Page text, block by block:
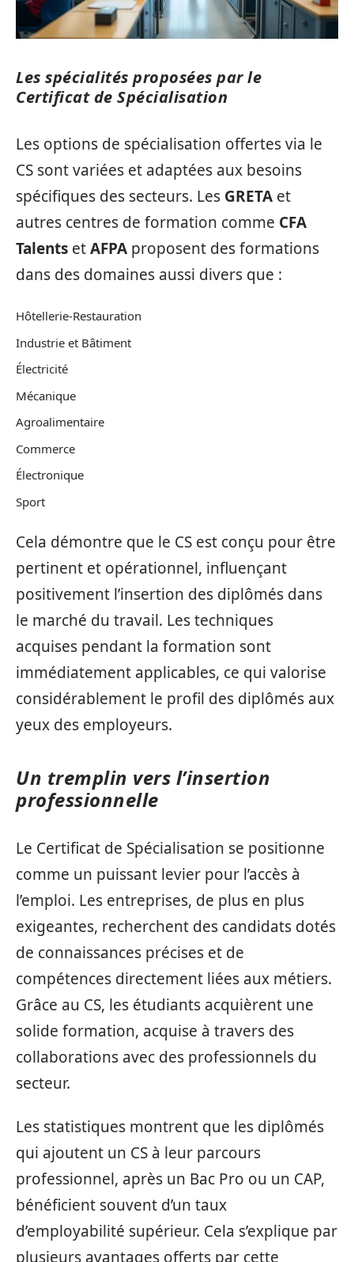
Les spécialités proposées par le
Certificat de Spécialisation
Les options de spécialisation offertes via le
CS sont variées et adaptées aux besoins
spécifiques des secteurs. Les GRETA et
autres centres de formation comme CFA
Talents etAFPA proposent des formations
dans des domaines aussi divers que :
Hôtellerie-Restauration
Industrie et Bâtiment
Électricité
Mécanique
Agroalimentaire
Commerce
Électronique
Sport
Cela démontre que le CS est conçu pour être
pertinent et opérationnel, influençant
positivement l’insertion des diplômés dans
le marché du travail. Les techniques
acquises pendant la formation sont
immédiatement applicables, ce qui valorise
considérablement le profil des diplômés aux
yeux des employeurs.
Un tremplin vers l’insertion
professionnelle
Le Certificat de Spécialisation se positionne
comme un puissant levier pour l’accès à
l’emploi. Les entreprises, de plus en plus
exigeantes, recherchent des candidats dotés
de connaissances précises et de
compétences directement liées aux métiers.
Grâce au CS, les étudiants acquièrent une
solide formation, acquise à travers des
collaborations avec des professionnels du
secteur.
Les statistiques montrent que les diplômés
qui ajoutent un CS à leur parcours
professionnel, après un Bac Pro ou un CAP,
bénéficient souvent d’un taux
d’employabilité supérieur. Cela s’explique par
plusieurs avantages offerts par cette